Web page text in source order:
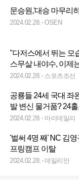
문승원,'대승 마무리
2024.02.28. OSEN
"다저스에서 뛰는 모
스무살 내야수, 이제
2024.02.28. 스포츠조선
공룡들 24세 국대 좌
발 변신 물거품? 24
까운데
2024.02.28. 마이데일리
'벌써 4명 째' NC 김
프링캠프 이탈
2024.02.28. 데일리안